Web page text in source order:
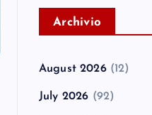
Archivio
August 2026(12)
July 2026 (92)